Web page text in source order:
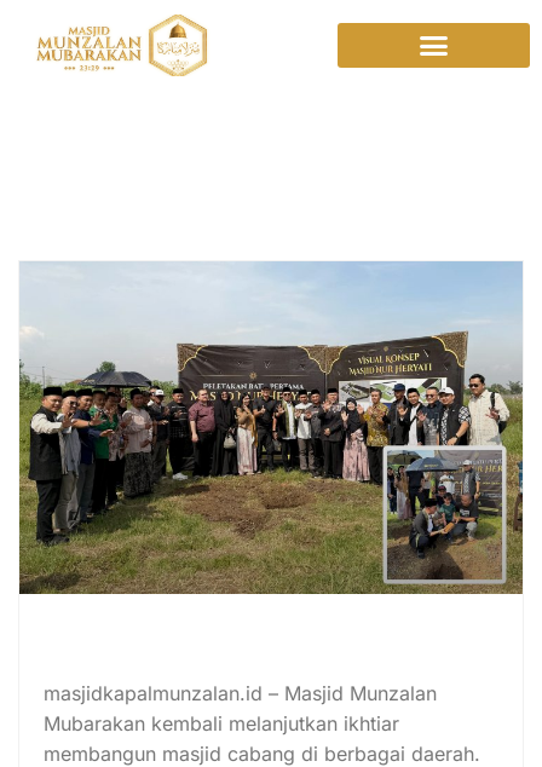
Pusat Peradaban
Islam
masjidkapalmunzalan.id – Masjid Munzalan
Mubarakan kembali melanjutkan ikhtiar
membangun masjid cabang di berbagai daerah.